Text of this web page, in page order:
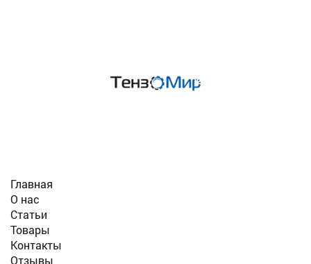
Главная
О нас
Статьи
Товары
Контакты
Отзывы